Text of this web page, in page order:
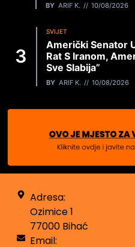
BY ARIF K. 10/08/2026
SVIJET
Američki Senator
Rat S Iranom,
Sve Slabija”
BY ARIF K. 10/08/2026
Adresa:
Ozimice 1
77000 Bihać
Email: